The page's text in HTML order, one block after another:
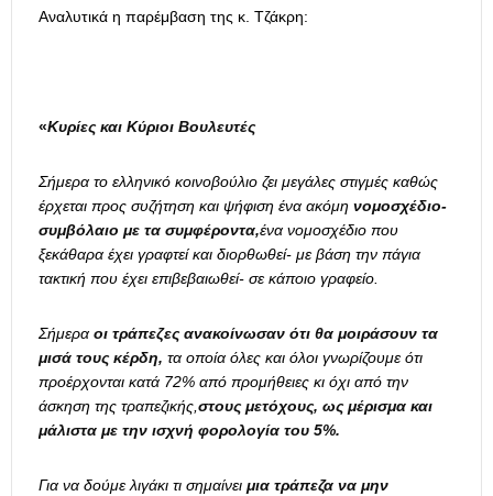
Αναλυτικά η παρέμβαση της κ. Τζάκρη:
«Κυρίες και Κύριοι Βουλευτές
Σήμερα το ελληνικό κοινοβούλιο ζει μεγάλες στιγμές καθώς
έρχεται προς συζήτηση και ψήφιση ένα ακόμη νομοσχέδιο-
συμβόλαιο με τα συμφέροντα,ένα νομοσχέδιο που
ξεκάθαρα έχει γραφτεί και διορθωθεί- με βάση την πάγια
τακτική που έχει επιβεβαιωθεί- σε κάποιο γραφείο.
Σήμερα οι τράπεζες ανακοίνωσαν ότι θα μοιράσουν τα
μισά τους κέρδη, τα οποία όλες και όλοι γνωρίζουμε ότι
προέρχονται κατά 72% από προμήθειες κι όχι από την
άσκηση της τραπεζικής,στους μετόχους, ως μέρισμα και
μάλιστα με την ισχνή φορολογία του 5%.
Για να δούμε λιγάκι τι σημαίνει μια τράπεζα να μην